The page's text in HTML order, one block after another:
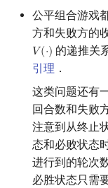
Stern–Brocot 树与
二次域
Pell 方程
公平组合游戏
方和失败方的
𝑉(⋅)
V(⋅)
的递推关
引理 ．
这类问题还有
回合数和失败
注意到从终止
态和必败状态
进行到的轮次
必胜状态只需